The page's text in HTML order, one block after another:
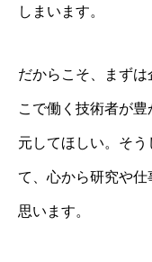
しまいます。
だからこそ、まず
こで働く技術者が
元してほしい。そ
て、心から研究や仕
思います。